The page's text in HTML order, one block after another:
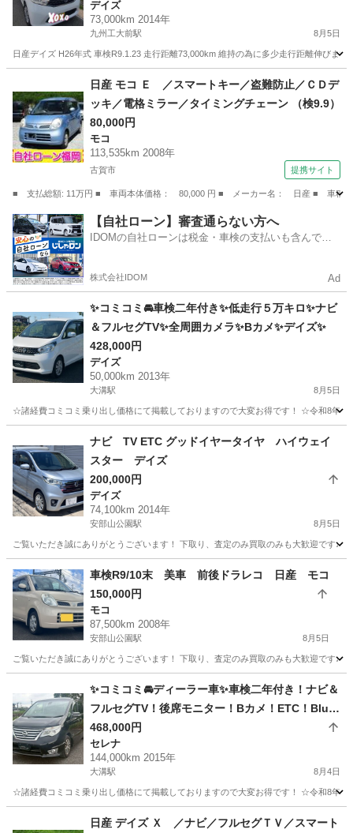
デイズ
73,000km 2014年
九州工大前駅 8月5日
日産デイズ H26年式 車検R9.1.23 走行距離73,000km 維持の為に多少走行距離伸びま
九州工大前駅
日産 モコ Ｅ ／スマートキー／盗難防止／ＣＤデ
ッキ／電格ミラー／タイミングチェーン （検9.9）
80,000円
モコ
113,535km 2008年
古賀市 提携サイト
■ 支払総額: 11万円 ■ 車両本体価格： 80,000 円 ■ メーカー名： 日産 ■ 車種
福岡 古賀市 モコ
【自社ローン】審査通らない方へ
IDOMの自社ローンは税金・車検の支払いも含んでい
株式会社IDOM Ad
✨コミコミ🚘車検二年付き✨低走行５万キロ✨ナビ
＆フルセグTV✨全周囲カメラ✨Bカメ✨デイズ✨
428,000円
デイズ
50,000km 2013年
大溝駅 8月5日
☆諸経費コミコミ乗り出し価格にて掲載しておりますので大変お得です！ ☆令和8年
大溝駅 デイズ
ナビ TV ETC グッドイヤータイヤ ハイウェイ
スター デイズ
200,000円
デイズ
74,100km 2014年
安部山公園駅 8月5日
ご覧いただき誠にありがとうございます！ 下取り、査定のみ買取のみも大歓迎です
福岡 北九州市 安部山公園駅 デイズ
車検R9/10末 美車 前後ドラレコ 日産 モコ
150,000円
モコ
87,500km 2008年
安部山公園駅 8月5日
ご覧いただき誠にありがとうございます！ 下取り、査定のみ買取のみも大歓迎で
モコ
✨コミコミ🚘ディーラー車✨車検二年付き！ナビ＆
フルセグTV！後席モニター！Bカメ！ETC！Bluet
ooth！両パワスラ！セレナ！
468,000円
セレナ
144,000km 2015年
大溝駅 8月4日
☆諸経費コミコミ乗り出し価格にて掲載しておりますので大変お得です！ ☆令和8年
大溝駅 セレナ 車両
日産 デイズ Ｘ ／ナビ／フルセグＴＶ／スマート